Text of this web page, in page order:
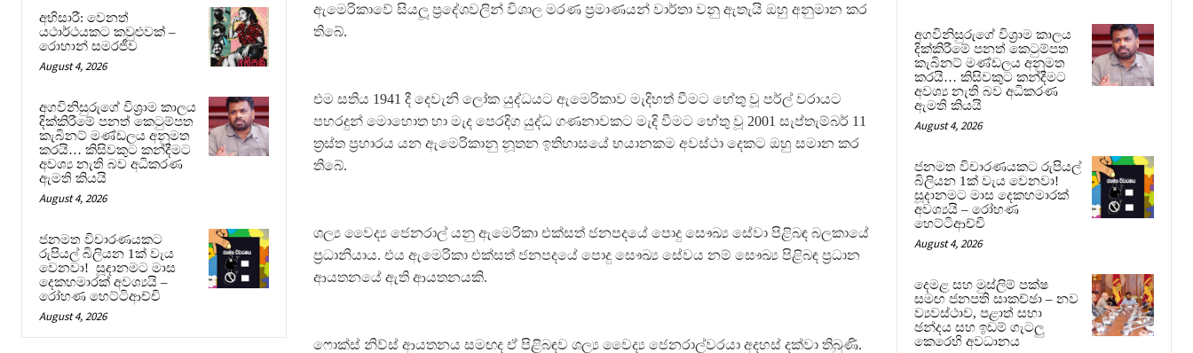
අභිසාරී: වෙනත්
යථාර්ථයකට කවුළුවක් –
රොහාන් සමරජීව
August 4, 2026
අගවිනිසුරුගේ විශ්‍රාම කාලය
දික්කිරීමේ පනත් කෙටුම්පත
කැබිනට් මණ්ඩලය අනුමත
කරයි… කිසිවකුට කන්දීමට
අවශ්‍ය නැති බව අධිකරණ
ඇමති කියයි
August 4, 2026
ජනමත විචාරණයකට
රුපියල් බිලියන 1ක් වැය
වෙනවා! සූදානමට මාස
දෙකහමාරක් අවශ්‍යයි –
රෝහණ හෙට්ටිආච්චි
August 4, 2026
ඇමෙරිකාවේ සියලූ ප‍්‍රදේශවලින් විශාල මරණ ප‍්‍රමාණයන් වාර්තා වනු ඇතැයි ඔහු අනුමාන කර
තිබේ.
එම සතිය 1941 දී දෙවැනි ලෝක යුද්ධයට ඇමෙරිකාව මැදිහත් වීමට හේතු වූ පර්ල් වරායට
පහරදුන් මොහොත හා මැද පෙරදිග යුද්ධ ගණනාවකට මැදි වීමට හේතු වූ 2001 සැප්තැම්බර් 11
ත‍්‍රස්ත ප‍්‍රහාරය යන ඇමෙරිකානු නූතන ඉතිහාසයේ භයානකම අවස්ථා දෙකට ඔහු සමාන කර
තිබේ.
ශල්‍ය වෛද්‍ය ජෙනරාල් යනු ඇමෙරිකා එක්සත් ජනපදයේ පොදු සෞඛ්‍ය සේවා පිළිබඳ බලකායේ
ප‍්‍රධානියාය. එය ඇමෙරිකා එක්සත් ජනපදයේ පොදු සෞඛ්‍ය සේවය නම් සෞඛ්‍ය පිළිබඳ ප‍්‍රධාන
ආයතනයේ ඇති ආයතනයකි.
ෆොක්ස් නිව්ස් ආයතනය සමඟද ඒ පිළිබඳව ශල්‍ය වෛද්‍ය ජෙනරාල්වරයා අදහස් දක්වා තිබුණි.
අගවිනිසුරුගේ විශ්‍රාම කාලය
දික්කිරීමේ පනත් කෙටුම්පත
කැබිනට් මණ්ඩලය අනුමත
කරයි… කිසිවකුට කන්දීමට
අවශ්‍ය නැති බව අධිකරණ
ඇමති කියයි
August 4, 2026
ජනමත විචාරණයකට රුපියල්
බිලියන 1ක් වැය වෙනවා!
සූදානමට මාස දෙකහමාරක්
අවශ්‍යයි – රෝහණ
හෙට්ටිආච්චි
August 4, 2026
දෙමළ සහ මුස්ලිම් පක්ෂ
සමඟ ජනපති සාකච්ඡා – නව
ව්‍යවස්ථාව, පළාත් සභා
ඡන්දය සහ ඉඩම් ගැටලු
කෙරෙහි අවධානය